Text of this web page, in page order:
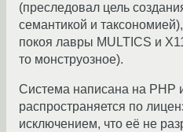
(преследовал цель
семантикой и
покоя лавры MULTICS и
то монструозное).
Система написана на PHP
распространяется по
исключением, что её не